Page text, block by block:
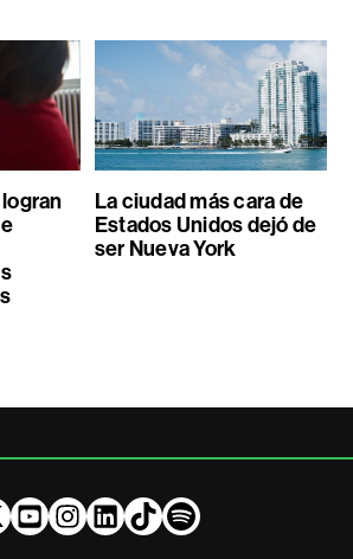
La ciudad más cara de
Estados Unidos dejó de
ser Nueva York